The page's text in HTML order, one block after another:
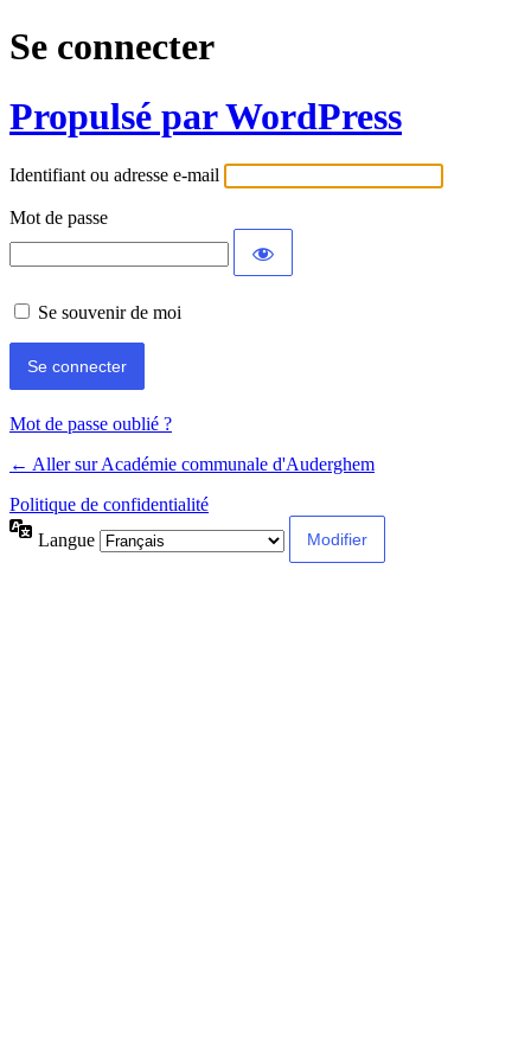
Se connecter
Propulsé par WordPress
Identifiant ou adresse e-mail
Mot de passe
Se souvenir de moi
Mot de passe oublié ?
← Aller sur Académie communale d'Auderghem
Politique de confidentialité
Langue